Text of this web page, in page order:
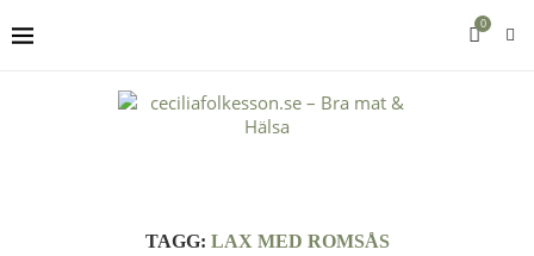
0
TAGG: LAX MED ROMSÅS